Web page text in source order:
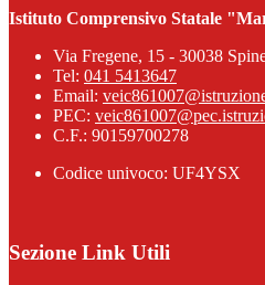
Istituto Comprensivo Statale
Via Fregene, 15 - 30038
Tel: 041 5413647
Email:
PEC:
C.F.: 90159700278
Codice univoco: UF4YSX
Sezione Link Utili